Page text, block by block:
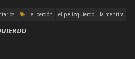
el perdón el pie izquierdo la mentira